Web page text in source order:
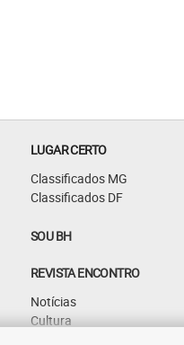
LUGAR CERTO
Classificados MG
Classificados DF
SOU BH
REVISTA ENCONTRO
Notícias
Cultura